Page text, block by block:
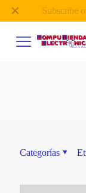
Subscribe
✕
Categorías